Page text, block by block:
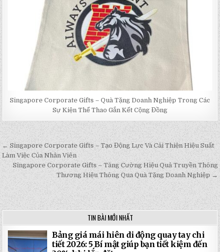
Singapore Corporate Gifts – Quà Tặng Doanh Nghiệp Trong Các
Sự Kiện Thể Thao Gắn Kết Cộng Đồng
Post
navigation
← Singapore Corporate Gifts – Tạo Động Lực Và Cải Thiện Hiệu Suất
Làm Việc Của Nhân Viên
Singapore Corporate Gifts – Tăng Cường Hiệu Quả Truyền Thông
Thương Hiệu Thông Qua Quà Tặng Doanh Nghiệp →
TIN BÀI MỚI NHẤT
Bảng giá mái hiên di động quay tay chi
tiết 2026: 5 Bí mật giúp bạn tiết kiệm đến